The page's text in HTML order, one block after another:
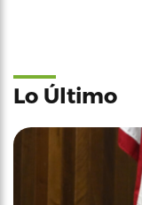
Lo Último